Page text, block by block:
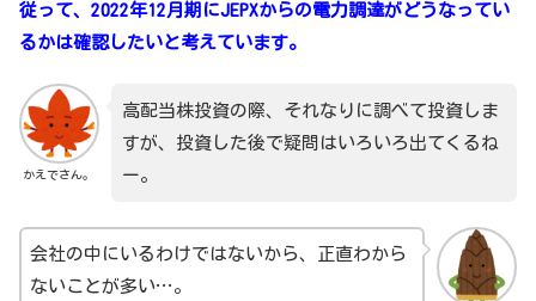
従って、2022年12月期にJEPXからの電力調達がどうなってい
るかは確認したいと考えています。
かえでさん。
高配当株投資の際、それなりに調べて投資しま
すが、投資した後で疑問はいろいろ出てくるね
ー。
会社の中にいるわけではないから、正直わから
ないことが多い…。